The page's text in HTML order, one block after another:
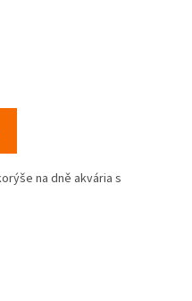
na dně akvária s